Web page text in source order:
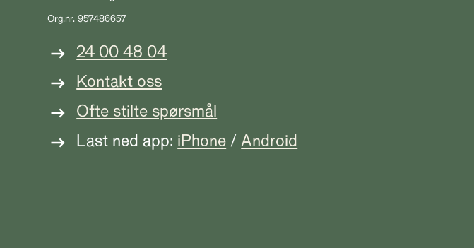
Org.nr. 957486657
24 00 48 04
Kontakt oss
Ofte stilte spørsmål
Last ned app: iPhone /Android